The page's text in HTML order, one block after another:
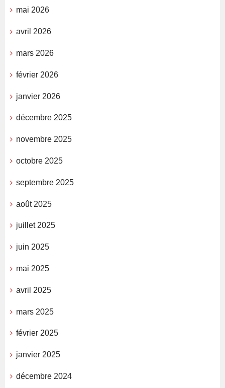
mai 2026
avril 2026
mars 2026
février 2026
janvier 2026
décembre 2025
novembre 2025
octobre 2025
septembre 2025
août 2025
juillet 2025
juin 2025
mai 2025
avril 2025
mars 2025
février 2025
janvier 2025
décembre 2024